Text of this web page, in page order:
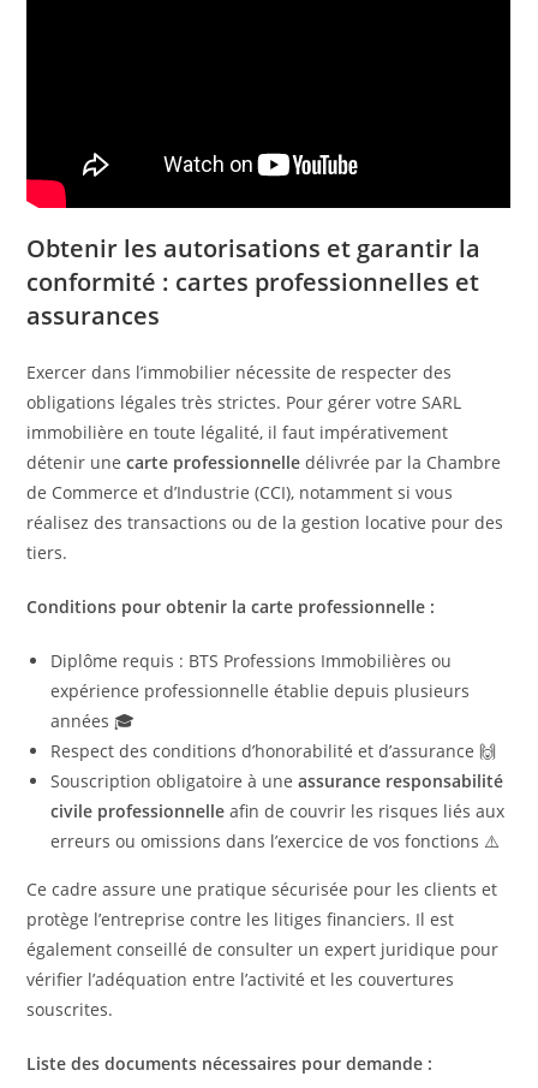
Obtenir les autorisations et garantir la
conformité : cartes professionnelles et
assurances
Exercer dans l’immobilier nécessite de respecter des
obligations légales très strictes. Pour gérer votre SARL
immobilière en toute légalité, il faut impérativement
détenir unecarte professionnelle délivrée par la Chambre
de Commerce et d’Industrie (CCI), notamment si vous
réalisez des transactions ou de la gestion locative pour des
tiers.
Conditions pour obtenir la carte professionnelle :
Diplôme requis : BTS Professions Immobilières ou
expérience professionnelle établie depuis plusieurs
années 🎓
Respect des conditions d’honorabilité et d’assurance 🙌
Souscription obligatoire à uneassurance responsabilité
civile professionnelle afin de couvrir les risques liés aux
erreurs ou omissions dans l’exercice de vos fonctions ⚠️
Ce cadre assure une pratique sécurisée pour les clients et
protège l’entreprise contre les litiges financiers. Il est
également conseillé de consulter un expert juridique pour
vérifier l’adéquation entre l’activité et les couvertures
souscrites.
Liste des documents nécessaires pour demande :